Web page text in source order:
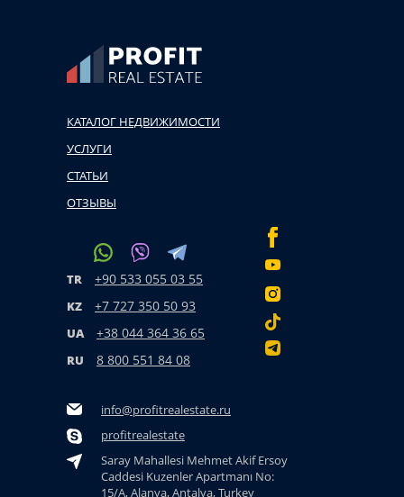
КАТАЛОГ НЕДВИЖИМОСТИ
УСЛУГИ
СТАТЬИ
ОТЗЫВЫ
TR +90 533 055 03 55
KZ +7 727 350 50 93
UA +38 044 364 36 65
RU 8 800 551 84 08
info@profitrealestate.ru
profitrealestate
Saray Mahallesi Mehmet Akif Ersoy
Caddesi Kuzenler Apartmanı No:
15/A, Alanya, Antalya, Turkey